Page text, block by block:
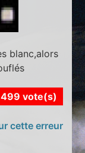
blanc,alors
499 vote(s)
cette erreur